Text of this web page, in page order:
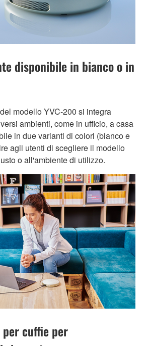
disponibile in bianco o in
modello YVC-200 si integra
ambienti, come in ufficio, a casa
in due varianti di colori (bianco e
agli utenti di scegliere il modello
o all'ambiente di utilizzo.
per cuffie per